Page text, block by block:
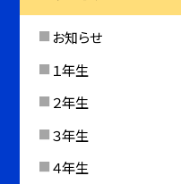
お知らせ
１年生
２年生
３年生
４年生